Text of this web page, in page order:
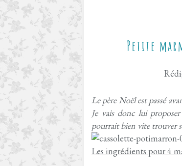
Petite
Le père Noël est passé
Je vais donc lui
pourrait bien vite trouver
Les ingrédients pour 4